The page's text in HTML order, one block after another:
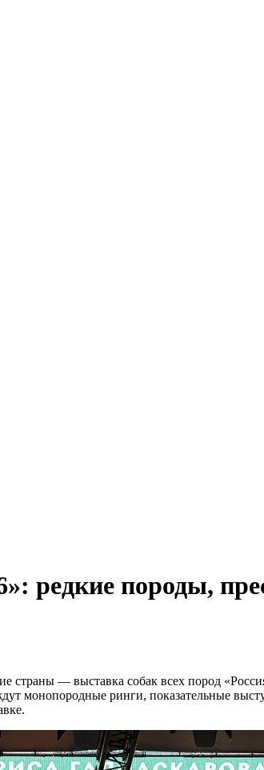
редкие породы,
страны — выставка собак всех пород
монопородные ринги, показательные